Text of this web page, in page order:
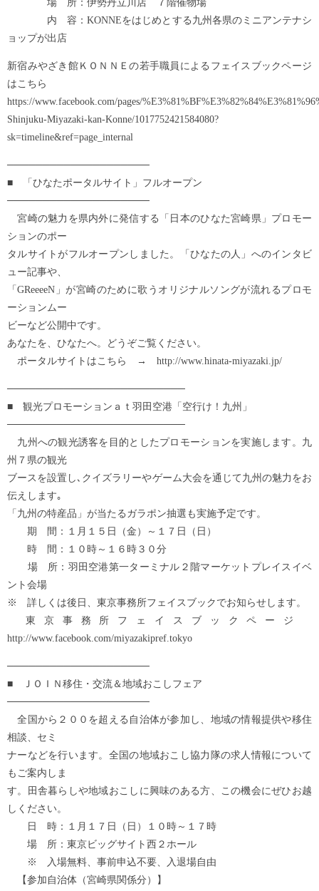
場 所：伊勢丹立川店 ７階催物場
内 容：KONNEをはじめとする九州各県のミニアンテナシ
ョップが出店
新宿みやざき館ＫＯＮＮＥの若手職員によるフェイスブックページ
はこちら
https://www.facebook.com/pages/
Shinjuku-Miyazaki-kan-Konne/1017752421584080?
sk=timeline&ref=page_internal
────────────────────
■ 「ひなたポータルサイト」フルオープン
────────────────────
宮崎の魅力を県内外に発信する「日本のひなた宮崎県」プロモー
ションのポー
タルサイトがフルオープンしました。「ひなたの人」へのインタビ
ュー記事や、
「GReeeeN」が宮崎のために歌うオリジナルソングが流れるプロモ
ーションムー
ビーなど公開中です。
あなたを、ひなたへ。どうぞご覧ください。
ポータルサイトはこちら → http://www.hinata-miyazaki.jp/
─────────────────────────
■ 観光プロモーションａｔ羽田空港「空行け！九州」
─────────────────────────
九州への観光誘客を目的としたプロモーションを実施します。九
州７県の観光
ブースを設置し､クイズラリーやゲーム大会を通じて九州の魅力をお
伝えします｡
「九州の特産品」が当たるガラポン抽選も実施予定です。
期 間：１月１５日（金）～１７日（日）
時 間：１０時～１６時３０分
場 所：羽田空港第一ターミナル２階マーケットプレイスイベ
ント会場
※ 詳しくは後日、東京事務所フェイスブックでお知らせします。
東京事務所フェイスブックページ
http://www.facebook.com/miyazakipref.tokyo
────────────────────
■ ＪＯＩＮ移住・交流＆地域おこしフェア
────────────────────
全国から２００を超える自治体が参加し、地域の情報提供や移住
相談、セミ
ナーなどを行います。全国の地域おこし協力隊の求人情報について
もご案内しま
す。田舎暮らしや地域おこしに興味のある方、この機会にぜひお越
しください。
日 時：１月１７日（日）１０時～１７時
場 所：東京ビッグサイト西２ホール
※ 入場無料、事前申込不要、入退場自由
【参加自治体（宮崎県関係分）】